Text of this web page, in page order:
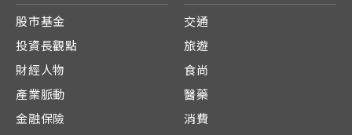
股市基金
投資長觀點
財經人物
產業脈動
金融保險
交通
旅遊
食尚
醫藥
消費